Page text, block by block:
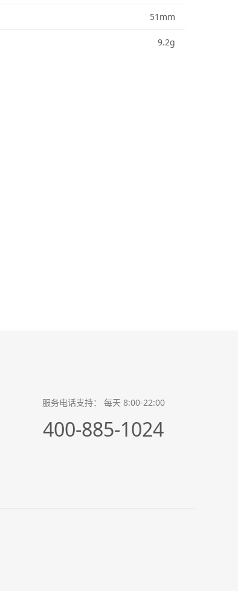
51 mm
9.2g
服务电话支持： 每天 8:00-22:00
400-885-1024